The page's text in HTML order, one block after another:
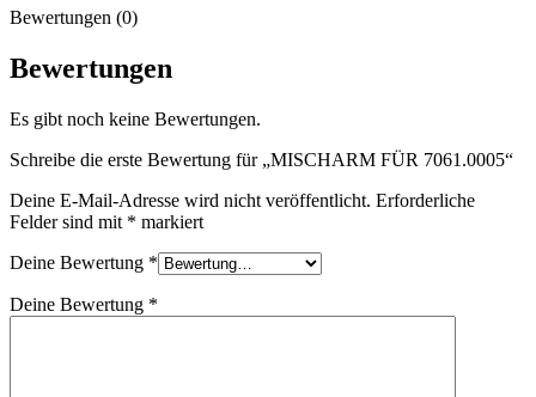
Bewertungen (0)
Bewertungen
Es gibt noch keine Bewertungen.
Schreibe die erste Bewertung für „MISCHARM FÜR 7061.0005“
Deine E-Mail-Adresse wird nicht veröffentlicht. Erforderliche
Felder sind mit * markiert
Deine Bewertung *
Deine Bewertung *